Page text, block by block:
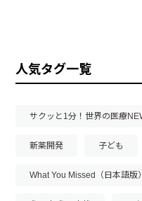
人気タグ一覧
サクッと1分！世界の医療
新薬開発 子ども
What You Missed（日本語版）